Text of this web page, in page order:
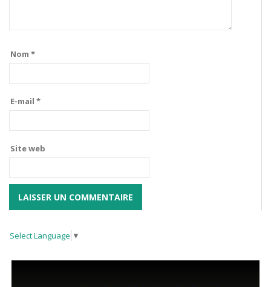
Nom *
E-mail *
Site web
Select Language ▼